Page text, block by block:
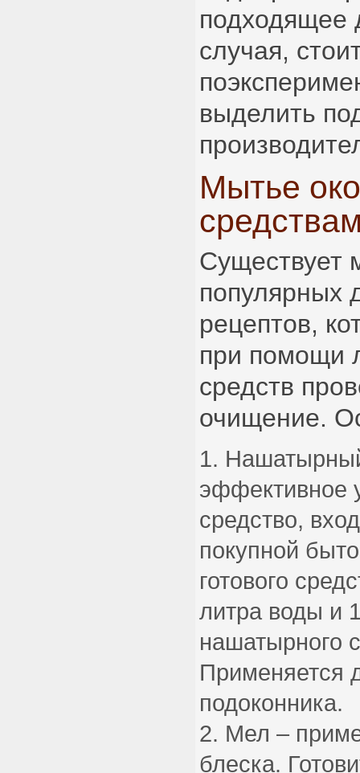
подходящее
случая,
выделить
Мытье
Существует
популярных
рецептов,
при помощи
средств
очищение.
эффективное
средство,
покупной
готового
литра воды и
нашатырного
Применяется
подоконника.
Мел –
блеска.